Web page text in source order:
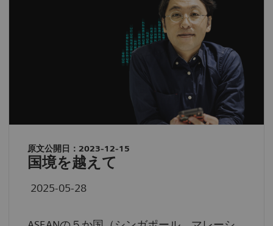
原文公開日：2023-12-15
国境を越えて
2025-05-28